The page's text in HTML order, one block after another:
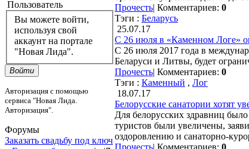
Пользователь
Вы можете войти,
используя свой
аккаунт на портале
"Новая Лида".
Войти
Авторизация с помощью
сервиса "Новая Лида.
Авторизация".
Форумы
Заказать свадьбу под ключ
Прочесть| Комментариев: 0
Тэги : Беларусь
25.07.17
С 26 июля в «Каменном Логе»
С 26 июля 2017 года в
Беларуси и Литвы, будет
Прочесть| Комментариев: 0
Тэги : Каменный , Лог
18.07.17
Белорусские санатории хотят
Для белорусских здравниц
туристов были увеличены,
оздоровлению и санаторно-
Прочесть| Комментариев: 0